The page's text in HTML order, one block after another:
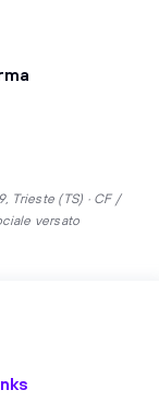
Trieste (TS) · CF /
versato
Whistleblowing